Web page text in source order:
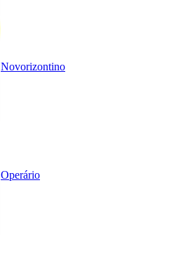
Novorizontino
Operário